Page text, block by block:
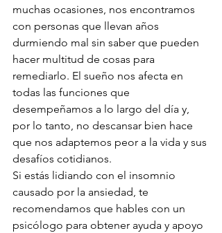
muchas ocasiones, nos encontramos
con personas que llevan años
durmiendo mal sin saber que pueden
hacer multitud de cosas para
remediarlo. El sueño nos afecta en
todas las funciones que
desempeñamos a lo largo del día y,
por lo tanto, no descansar bien hace
que nos adaptemos peor a la vida y sus
desafíos cotidianos.
Si estás lidiando con el insomnio
causado por la ansiedad, te
recomendamos que hables con un
psicólogo para obtener ayuda y apoyo